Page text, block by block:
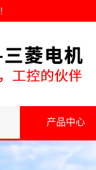
！
产品中心